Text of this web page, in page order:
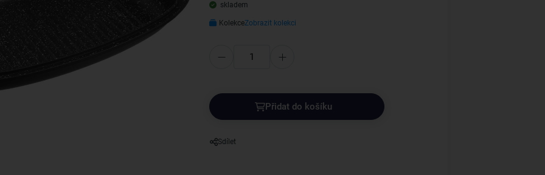
skladem
KolekceZobrazit kolekci
Přidat do košíku
Sdílet